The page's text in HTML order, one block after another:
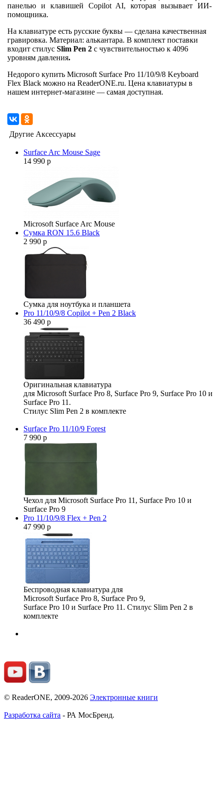
панелью и клавишей Copilot AI, которая вызывает ИИ-
помощника.
На клавиатуре есть русские буквы — сделана качественная
гравировка. Материал: алькантара. В комплект поставки
входит стилус Slim Pen 2 с чувствительностью к 4096
уровням давления.
Недорого купить Microsoft Surface Pro 11/10/9/8 Keyboard
Flex Black можно на ReaderONE.ru. Цена клавиатуры в
нашем интернет-магазине — самая доступная.
Другие Аксессуары
Surface Arc Mouse Sage
14 990 р
Microsoft Surface Arc Mouse
Сумка RON 15.6 Black
2 990 р
Сумка для ноутбука и планшета
Pro 11/10/9/8 Copilot + Pen 2 Black
36 490 р
Оригинальная клавиатура
для Microsoft Surface Pro 8, Surface Pro 9, Surface Pro 10 и
Surface Pro 11.
Стилус Slim Pen 2 в комплекте
Surface Pro 11/10/9 Forest
7 990 р
Чехол для Microsoft Surface Pro 11, Surface Pro 10 и
Surface Pro 9
Pro 11/10/9/8 Flex + Pen 2
47 990 р
Беспроводная клавиатура для
Microsoft Surface Pro 8, Surface Pro 9,
Surface Pro 10 и Surface Pro 11. Стилус Slim Pen 2 в
комплекте
© ReaderONE, 2009-2026 Электронные книги
Разработка сайта - РА МосБренд.